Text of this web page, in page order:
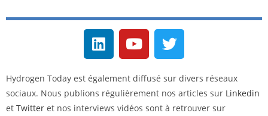
Hydrogen Today est également diffusé sur divers réseaux
sociaux. Nous publions régulièrement nos articles sur Linkedin
et Twitter et nos interviews vidéos sont à retrouver sur